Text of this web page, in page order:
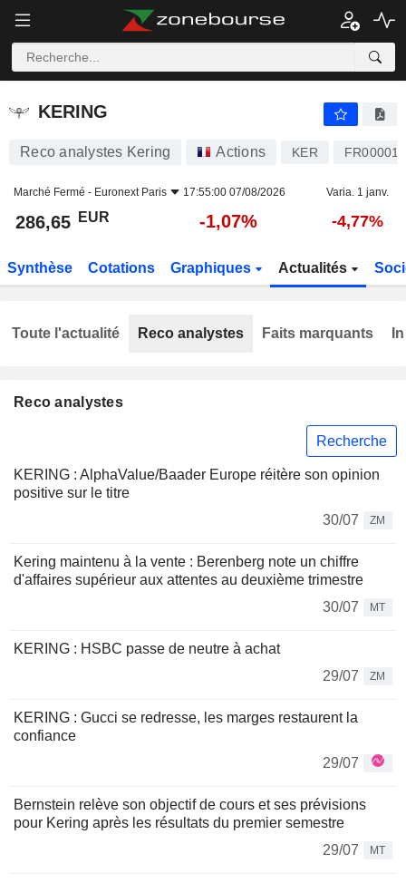
KERING
KERING
Reco analystes Kering Actions KER
Marché Fermé - Euronext Paris 17:55:00 07/08/2026 Varia. 1 janv.
286,65 EUR -1,07% -4,77%
Synthèse Cotations Graphiques Actualités
Reco analystes
Recherche
KERING : AlphaValue/Baader Europe réitère son opinion
positive sur le titre
30/07
ZM
Kering maintenu à la vente : Berenberg note un chiffre
d'affaires supérieur aux attentes au deuxième trimestre
30/07
MT
KERING : HSBC passe de neutre à achat
29/07
ZM
KERING : Gucci se redresse, les marges restaurent la
confiance
29/07
Bernstein relève son objectif de cours et ses prévisions
pour Kering après les résultats du premier semestre
29/07
MT
Toute l'actualité Reco analystes Faits marquants